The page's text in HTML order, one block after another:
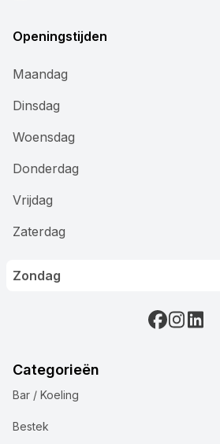
Openingstijden
Maandag
Dinsdag
Woensdag
Donderdag
Vrijdag
Zaterdag
Zondag
Categorieën
Bar / Koeling
Bestek